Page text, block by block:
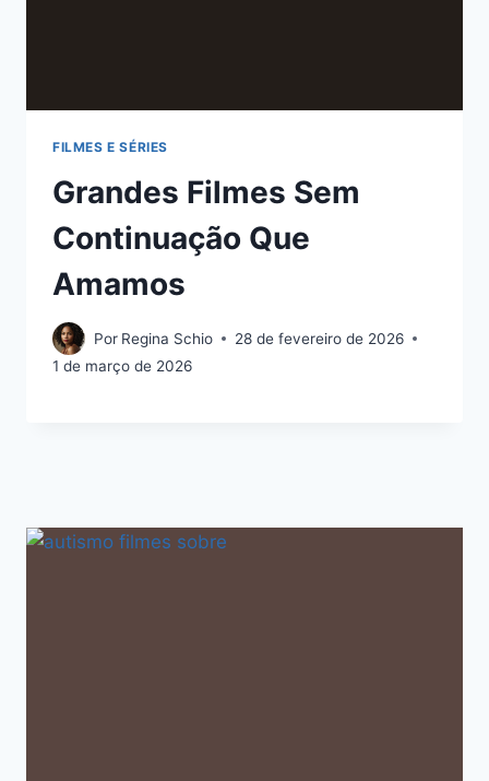
FILMES E SÉRIES
Grandes Filmes Sem
Continuação Que
Amamos
Por Regina Schio
28 de fevereiro de 2026
1 de março de 2026